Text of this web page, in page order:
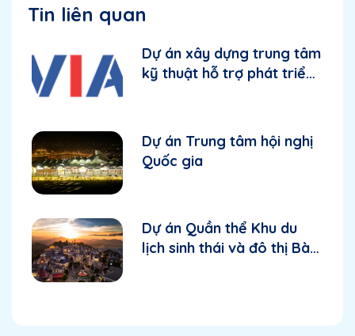
Tin liên quan
Dự án xây dựng trung tâm
kỹ thuật hỗ trợ phát triển
Dự án Trung tâm hội nghị
Quốc gia
Dự án Quần thể Khu du
lịch sinh thái và đô thị Bà